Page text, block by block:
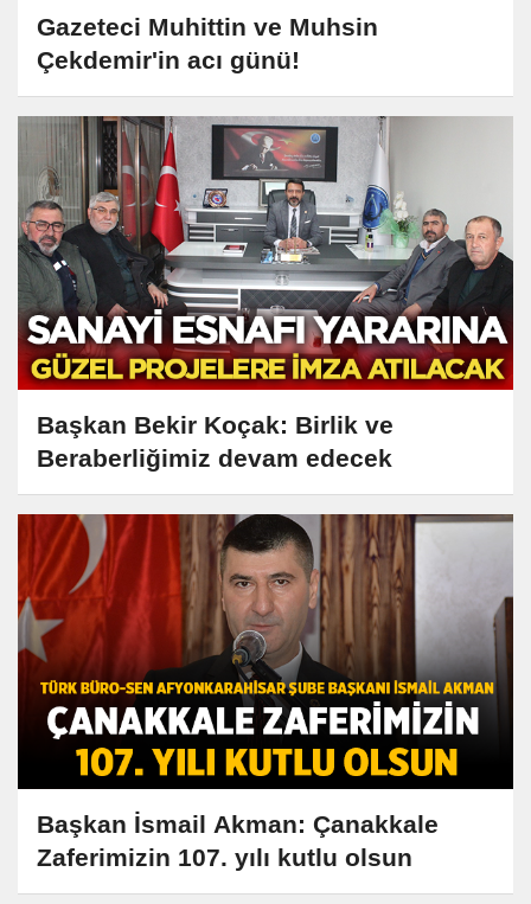
Gazeteci Muhittin ve Muhsin
Çekdemir'in acı günü!
Başkan Bekir Koçak: Birlik ve
Beraberliğimiz devam edecek
Başkan İsmail Akman: Çanakkale
Zaferimizin 107. yılı kutlu olsun